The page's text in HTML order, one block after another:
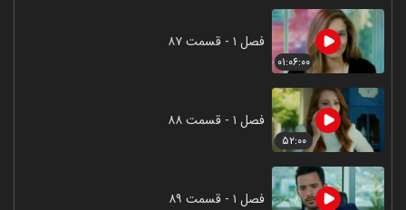
۰۱:۰۶:۰۰
فصل ۱ - قسمت ۸۷
۵۲:۰۰
فصل ۱ - قسمت ۸۸
فصل ۱ - قسمت ۸۹